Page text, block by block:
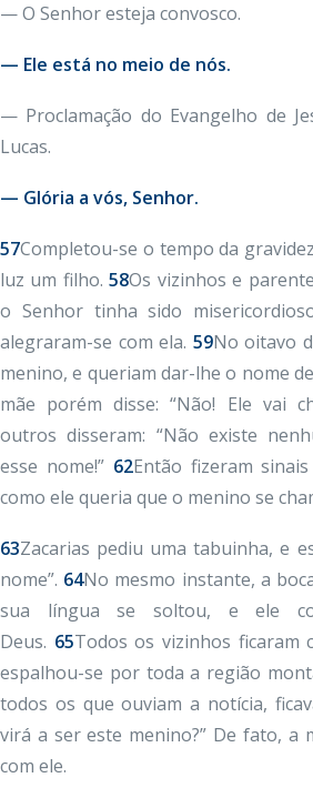
— O Senhor esteja convosco.
— Ele está no meio de nós.
— Proclamação do Evangelho de
Lucas.
— Glória a vós, Senhor.
57Completou-se o tempo da
luz um filho.58Os vizinhos e
o Senhor tinha sido
alegraram-se com ela. 59No oitavo
menino, e queriam dar-lhe o nome
mãe porém disse: “Não! Ele vai
outros disseram: “Não existe
esse nome!” 62Então fizeram
como ele queria que o menino se
63Zacarias pediu uma tabuinha, e
nome”. 64No mesmo instante, a
sua língua se soltou, e ele
Deus. 65Todos os vizinhos ficaram
espalhou-se por toda a região
todos os que ouviam a notícia,
virá a ser este menino?” De fato, a
com ele.